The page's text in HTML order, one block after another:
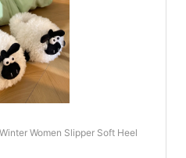
Women Slipper Soft Heel